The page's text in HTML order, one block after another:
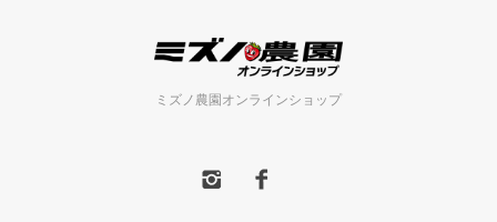
ミズノ農園オンラインショップ